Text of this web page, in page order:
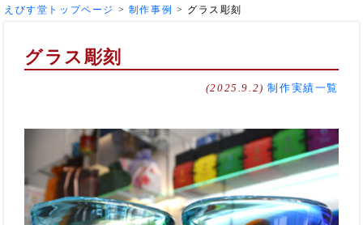
えびす堂トップページ > 制作事例 > グラス彫刻
グラス彫刻
(2025.9.2) 制作実績一覧